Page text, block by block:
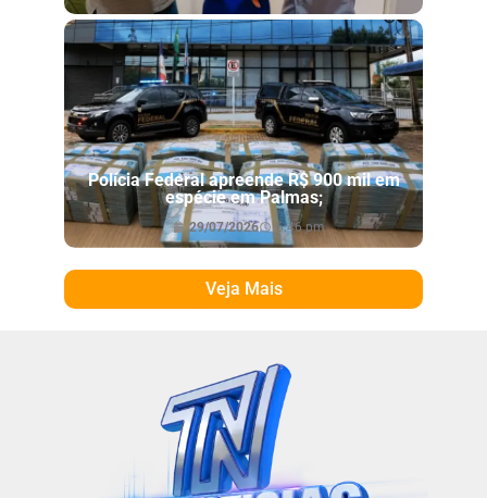
Polícia Federal apreende R$ 900 mil em
espécie em Palmas;
29/07/2026 6:46 pm
Veja Mais